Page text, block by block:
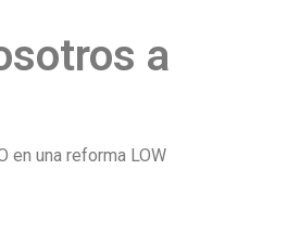
a
en una reforma LOW